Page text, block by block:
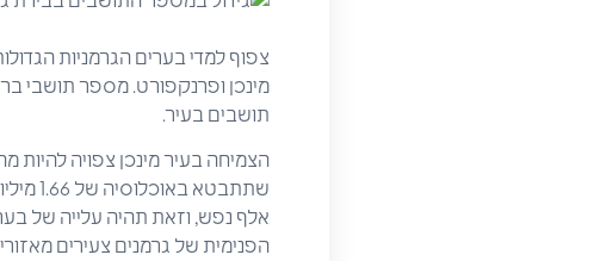
תושבים בעיר.
הפנימית של גרמנים צעירים